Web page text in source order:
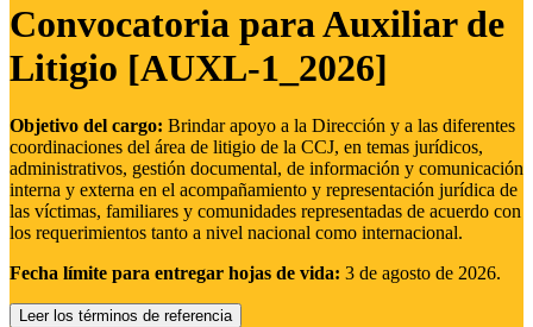
Convocatoria para Auxiliar de
Litigio [AUXL-1_2026]
Objetivo del cargo: Brindar apoyo a la Dirección y a las diferentes
coordinaciones del área de litigio de la CCJ, en temas jurídicos,
administrativos, gestión documental, de información y comunicación
interna y externa en el acompañamiento y representación jurídica de
las víctimas, familiares y comunidades representadas de acuerdo con
los requerimientos tanto a nivel nacional como internacional.
Fecha límite para entregar hojas de vida: 3 de agosto de 2026.
Leer los términos de referencia